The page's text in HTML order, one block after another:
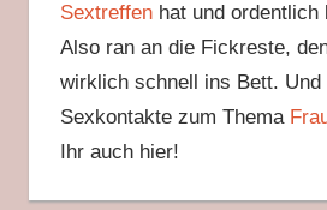
Sextreffenhat und ordentlich
Also ran an die Fickreste,
wirklich schnell ins Bett. Und
Sexkontakte zum Thema
Ihr auch hier!